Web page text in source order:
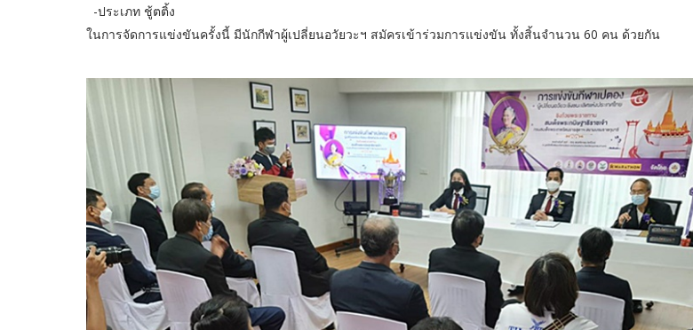
-ประเภท ชู้ตติ้ง
ในการจัดการแข่งขันครั้งนี้ มีนักกีฬาผู้เปลี่ยนอวัยวะฯ สมัครเข้าร่วมการแข่งขัน ทั้งสิ้นจำนวน 60 คน ด้วยกัน